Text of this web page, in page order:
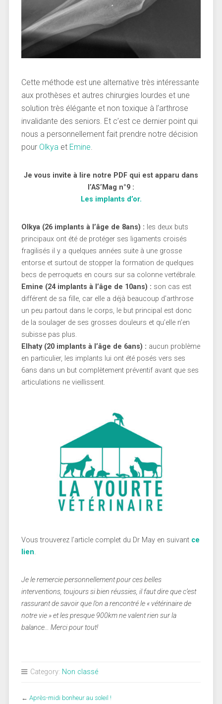
Cette méthode est une alternative très intéressante
aux prothèses et autres chirurgies lourdes et une
solution très élégante et non toxique à l’arthrose
invalidante des seniors. Et c’est ce dernier point qui
nous a personnellement fait prendre notre décision
pour Olkyaet Emine.
Je vous invite à lire notre PDF qui est apparu dans
l’AS’Mag n°9 :
Les implants d’or.
Olkya (26 implants à l’âge de 8ans) : les deux buts
principaux ont été de protéger ses ligaments croisés
fragilisés il y a quelques années suite à une grosse
entorse et surtout de stopper la formation de quelques
becs de perroquets en cours sur sa colonne vertébrale.
Emine (24 implants à l’âge de 10ans) : son cas est
différent de sa fille, car elle a déjà beaucoup d’arthrose
un peu partout dans le corps, le but principal est donc
de la soulager de ses grosses douleurs et qu’elle n’en
subisse pas plus.
Elhaty (20 implants à l’âge de 6ans) : aucun problème
en particulier, les implants lui ont été posés vers ses
6ans dans un but complètement préventif avant que ses
articulations ne vieillissent.
Vous trouverez l’article complet du Dr May en suivant ce
lien.
Je le remercie personnellement pour ces belles
interventions, toujours si bien réussies, il faut dire que c’est
rassurant de savoir que l’on a rencontré le « vétérinaire de
notre vie » et les presque 900km ne valent rien sur la
balance… Merci pour tout!
Category: Non classé
← Après-midi bonheur au soleil !